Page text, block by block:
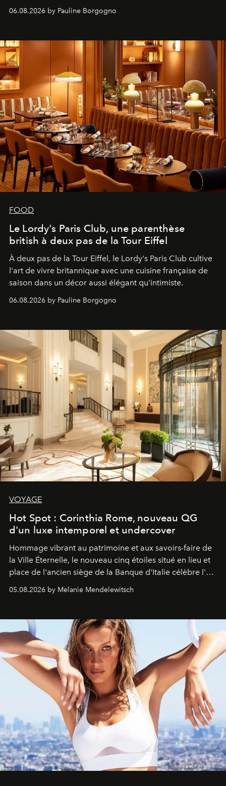
06.08.2026 by Pauline Borgogno
FOOD
Le Lordy's Paris Club, une parenthèse
british à deux pas de la Tour Eiffel
À deux pas de la Tour Eiffel, le Lordy's Paris Club cultive
l'art de vivre britannique avec une cuisine française de
saison dans un décor aussi élégant qu'intimiste.
06.08.2026 by Pauline Borgogno
VOYAGE
Hot Spot : Corinthia Rome, nouveau QG
d'un luxe intemporel et undercover
Hommage vibrant au patrimoine et aux savoirs-faire de
la Ville Éternelle, le nouveau cinq étoiles situé en lieu et
place de l'ancien siège de la Banque d'Italie célèbre l'art
05.08.2026 by Melanie Mendelewitsch